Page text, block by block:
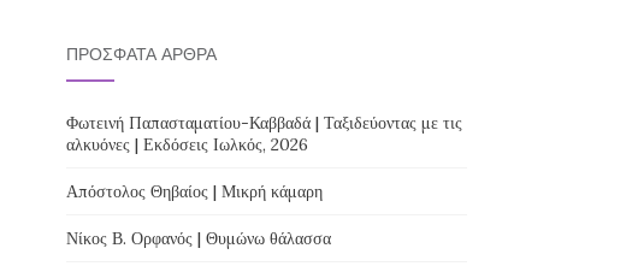
ΠΡΌΣΦΑΤΑ ΆΡΘΡΑ
Φωτεινή Παπασταματίου-Καββαδά | Ταξιδεύοντας με τις
αλκυόνες | Εκδόσεις Ιωλκός, 2026
Απόστολος Θηβαίος | Μικρή κάμαρη
Νίκος Β. Ορφανός | Θυμώνω θάλασσα